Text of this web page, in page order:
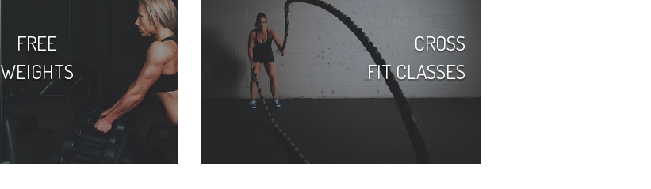
FREE
WEIGHTS
CROSS
FIT CLASSES